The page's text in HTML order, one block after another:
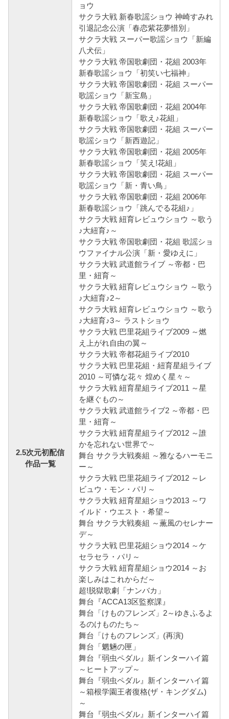
2.5次元初配信
作品一覧
ョウ
サクラ大戦 新春歌謡ショウ 神崎すみれ
引退記念公演「春恋紫花夢惜別」
サクラ大戦 スーパー歌謡ショウ「新編
八犬伝」
サクラ大戦 帝国歌劇団・花組 2003年
新春歌謡ショウ「初笑い七福神」
サクラ大戦 帝国歌劇団・花組 スーパー
歌謡ショウ「新宝島」
サクラ大戦 帝国歌劇団・花組 2004年
新春歌謡ショウ「歌え♪花組」
サクラ大戦 帝国歌劇団・花組 スーパー
歌謡ショウ「新西遊記」
サクラ大戦 帝国歌劇団・花組 2005年
新春歌謡ショウ「笑え!花組」
サクラ大戦 帝国歌劇団・花組 スーパー
歌謡ショウ「新・青い鳥」
サクラ大戦 帝国歌劇団・花組 2006年
新春歌謡ショウ「跳んでる花組♪」
サクラ大戦 紐育レビュウショウ ～歌う
♪大紐育♪～
サクラ大戦 帝国歌劇団・花組 歌謡ショ
ウファイナル公演「新・愛ゆえに」
サクラ大戦 武道館ライブ ～帝都・巴
里・紐育～
サクラ大戦 紐育レビュウショウ ～歌う
♪大紐育♪2～
サクラ大戦 紐育レビュウショウ ～歌う
♪大紐育♪3～ ラストショウ
サクラ大戦 巴里花組ライブ2009 ～燃
え上がれ自由の翼～
サクラ大戦 帝都花組ライブ2010
サクラ大戦 巴里花組・紐育星組ライブ
2010 ～可憐な花々 煌めく星々～
サクラ大戦 紐育星組ライブ2011 ～星
を継ぐもの～
サクラ大戦 武道館ライブ2 ～帝都・巴
里・紐育～
サクラ大戦 紐育星組ライブ2012 ～誰
かを忘れない世界で～
舞台 サクラ大戦奏組 ～雅なるハーモニ
ー～
サクラ大戦 巴里花組ライブ2012 ～レ
ビュウ・モン・パリ～
サクラ大戦 紐育星組ショウ2013 ～ワ
イルド・ウエスト・希望～
舞台 サクラ大戦奏組 ～薫風のセレナー
デ～
サクラ大戦 巴里花組ショウ2014 ～ケ
セラセラ・パリ～
サクラ大戦 紐育星組ショウ2014 ～お
楽しみはこれからだ～
超!脱獄歌劇「ナンバカ」
舞台『ACCA13区監察課』
舞台「けものフレンズ」2～ゆきふるよ
るのけものたち～
舞台「けものフレンズ」(再演)
舞台「魍魎の匣」
舞台『弱虫ペダル』新インターハイ篇
～ヒートアップ～
舞台『弱虫ペダル』新インターハイ篇
～箱根学園王者復格(ザ・キングダム)
～
舞台『弱虫ペダル』新インターハイ篇